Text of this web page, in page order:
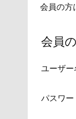
会員の方
会員
ユーザー
パスワー